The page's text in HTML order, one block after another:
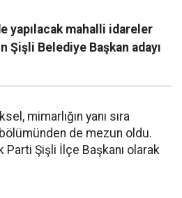
yapılacak mahalli idareler
Şişli Belediye Başkan adayı
mimarlığın yanı sıra
de mezun oldu.
Parti Şişli İlçe Başkanı olarak